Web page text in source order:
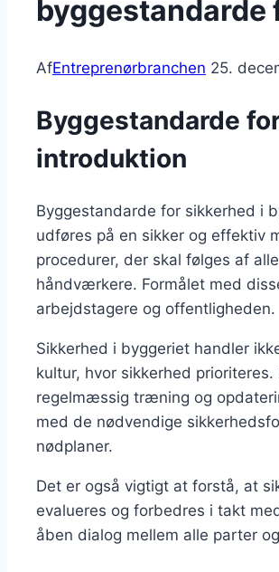
byggestandarde
AfEntreprenørbranchen 25.
Byggestandarde
introduktion
Byggestandarde for sikkerhed i
udføres på en sikker og effektiv
procedurer, der skal følges af
håndværkere. Formålet med
arbejdstagere og offentligheden.
Sikkerhed i byggeriet handler
kultur, hvor sikkerhed
regelmæssig træning og
med de nødvendige
nødplaner.
Det er også vigtigt at forstå, at
evalueres og forbedres i takt
åben dialog mellem alle parter